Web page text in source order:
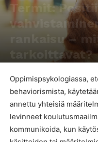
Termit:
rankaisu –
tarkoittavat?
Oppimispsykologiassa,
behaviorismista,
annettu yhteisiä
levinneet
kommunikoida, kun